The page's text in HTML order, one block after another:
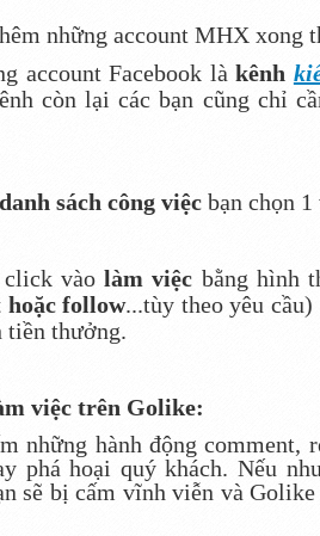
những account MHX xong
account Facebook làkênh
còn lại các bạn cũng chỉ
danh sách công việcbạn chọn 1
click vàolàm việc bằng hình
hoặc follow...tùy theo yêu
tiền thưởng.
việc trên Golike:
những hành động comment,
phá hoại quý khách. Nếu
sẽ bị cấm vĩnh viễn và